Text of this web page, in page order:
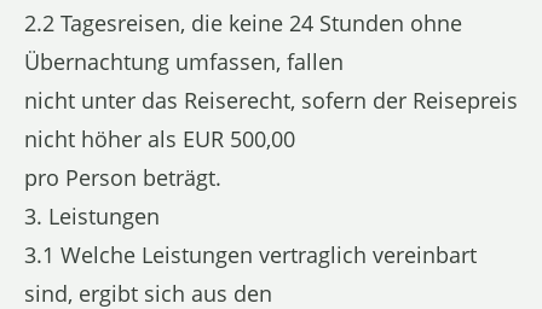
2.2 Tagesreisen, die keine 24 Stunden ohne
Übernachtung umfassen, fallen
nicht unter das Reiserecht, sofern der Reisepreis
nicht höher als EUR 500,00
pro Person beträgt.
3. Leistungen
3.1 Welche Leistungen vertraglich vereinbart
sind, ergibt sich aus den